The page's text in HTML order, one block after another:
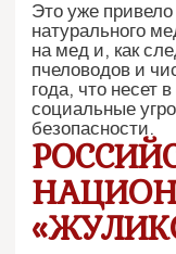
Это уже
натурального
на мед и, как
пчеловодов и
года, что несет
социальные
безопасности.